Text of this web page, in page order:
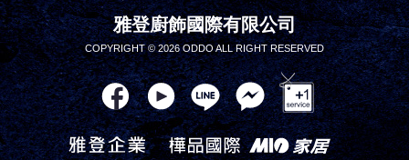
雅登廚飾國際有限公司
COPYRIGHT © 2026 ODDO ALL RIGHT RESERVED
雅登企業 樺品國際 mio家居